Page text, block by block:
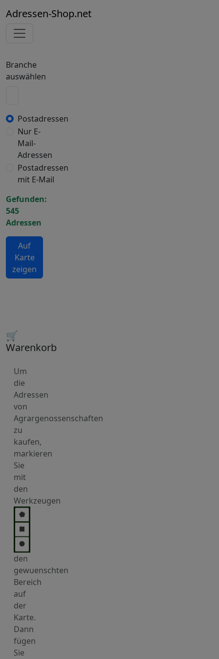
Adressen-Shop.net
Branche
auswählen
Postadressen
Nur E-
Mail-
Adressen
Postadressen
mit E-Mail
Gefunden:
545
Adressen
Auf
Karte
zeigen
🛒
Warenkorb
Um
die
Adressen
von
Agrargenossenschaften
zu
kaufen,
markieren
Sie
mit
den
Werkzeugen
den
gewuenschten
Bereich
auf
der
Karte.
Dann
fügen
Sie